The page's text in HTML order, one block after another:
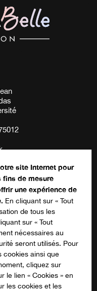
de
site Internet pour
fins de mesure
une expérience de
En cliquant sur « Tout
de tous les
sur « Tout
nécessaires au
seront utilisés. Pour
cookies ainsi que
cliquez sur
le lien « Cookies » en
les cookies et les